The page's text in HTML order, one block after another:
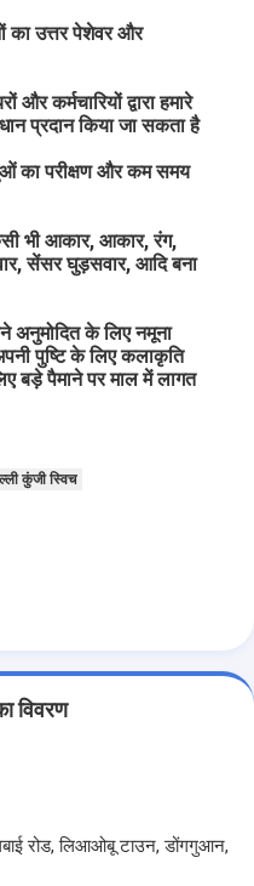
का उत्तर पेशेवर और
और कर्मचारियों द्वारा हमारे
प्रदान किया जा सकता है
का परीक्षण और कम समय
भी आकार, आकार, रंग,
सेंसर घुड़सवार, आदि बना
अनुमोदित के लिए नमूना
पुष्टि के लिए कलाकृति
बड़े पैमाने पर माल में लागत
कुंजी स्विच
विवरण
रोड, लिआओबू टाउन, डोंगगुआन,